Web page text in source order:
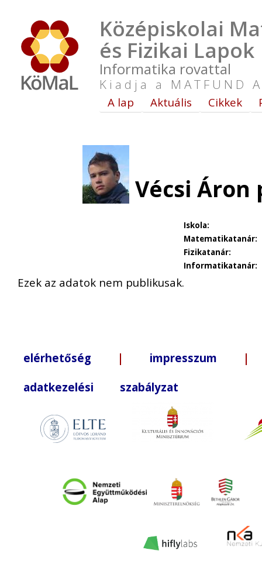
Középiskolai
és Fizikai Lapok
Informatika rovattal
Kiadja a MATFUND
A lap Aktuális Cikkek
Vécsi Áron
Iskola:
Matematikatanár:
Fizikatanár:
Informatikatanár:
Ezek az adatok nem publikusak.
elérhetőség | impresszum |
adatkezelési szabályzat